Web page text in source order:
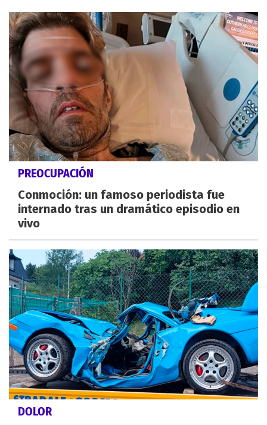
PREOCUPACIÓN
Conmoción: un famoso periodista fue
internado tras un dramático episodio en
vivo
DOLOR